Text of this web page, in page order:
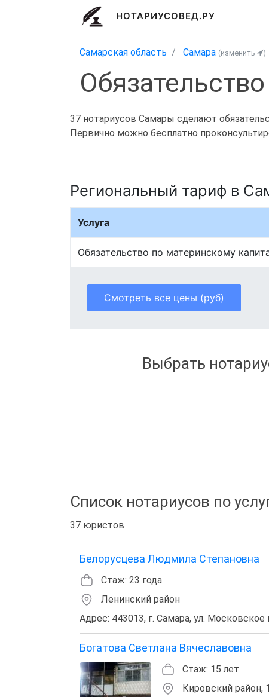
НОТАРИУСОВЕД.РУ
Самарская область Самара (изменить )
37 нотариусов Самары сделают
Первично можно бесплатно
Региональный тариф в
Услуга
Обязательство по материнскому
Смотреть все цены (руб)
Выбрать
Список нотариусов по
37 юристов
Белорусцева Людмила Степановна
Стаж: 23 года
Ленинский район
Адрес: 443013, г. Самара, ул. Московское
Богатова Светлана Вячеславовна
Стаж: 15 лет
Кировский район,